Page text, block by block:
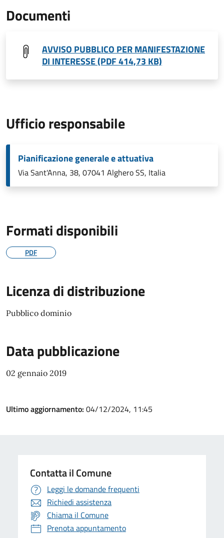
Documenti
AVVISO PUBBLICO PER MANIFESTAZIONE
DI INTERESSE (PDF 414,73 KB)
Ufficio responsabile
Pianificazione generale e attuativa
Via Sant'Anna, 38, 07041 Alghero SS, Italia
Formati disponibili
PDF
Licenza di distribuzione
Pubblico dominio
Data pubblicazione
02 gennaio 2019
Ultimo aggiornamento: 04/12/2024, 11:45
Contatta il Comune
Leggi le domande frequenti
Richiedi assistenza
Chiama il Comune
Prenota appuntamento